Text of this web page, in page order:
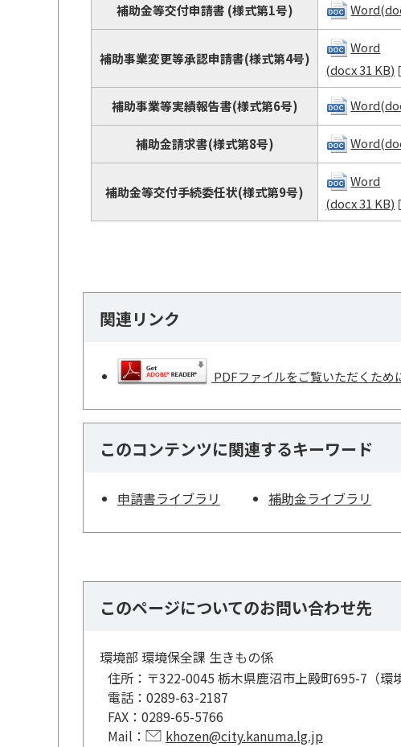
補助金等交付申請書 (様式第1号)
補助事業変更等承認申請書(様式第4号)
Word
(docx 31 KB)
補助事業等実績報告書(様式第6号)
補助金請求書(様式第8号)
補助金等交付手続委任状(様式第9号)
Word
(docx 31 KB)
関連リンク
PDFファイルをご覧いただくため
このコンテンツに関連するキーワード
申請書ライブラリ 補助金ライブラリ
このページについてのお問い合わせ先
環境部 環境保全課 生きもの係
住所： 〒322-0045 栃木県鹿沼市上殿町695-7（環
電話： 0289-63-2187
FAX： 0289-65-5766
Mail：
khozen@city.kanuma.lg.jp